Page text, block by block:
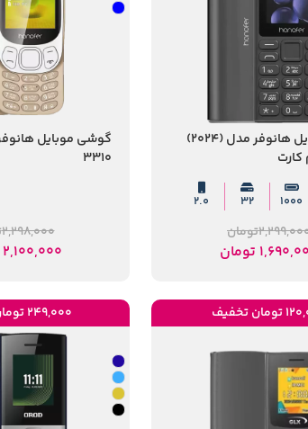
گوشی موبایل هانوفر مدل (2024)
1000
32
2.0
تومان
تومان
3310
2,298,000
2,100,000
تخفیف 249,000 تومان تخفیف